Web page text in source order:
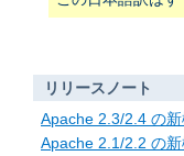
リリースノート
Apache 2.3/2.4 の
Apache 2.1/2.2 の